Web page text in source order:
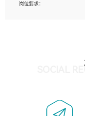
岗位要求：
4、掌握DevOps思想、方法
5、掌握常见中间件配置与优
SOCIAL